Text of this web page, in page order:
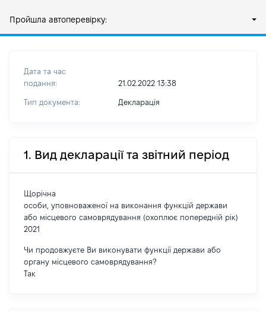
Пройшла автоперевірку:
Дата та час
подання:
21.02.2022 13:38
Тип документа: Декларація
1. Вид декларації та звітний період
Щорічна
особи, уповноваженої на виконання функцій держави
або місцевого самоврядування (охоплює попередній рік)
2021
Чи продовжуєте Ви виконувати функції держави або
органу місцевого самоврядування?
Так